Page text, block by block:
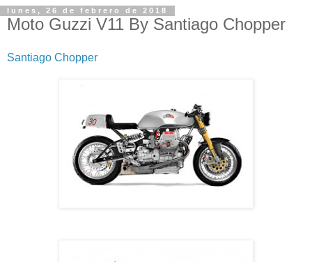
lunes, 26 de febrero de 2018
Moto Guzzi V11 By Santiago Chopper
Santiago Chopper